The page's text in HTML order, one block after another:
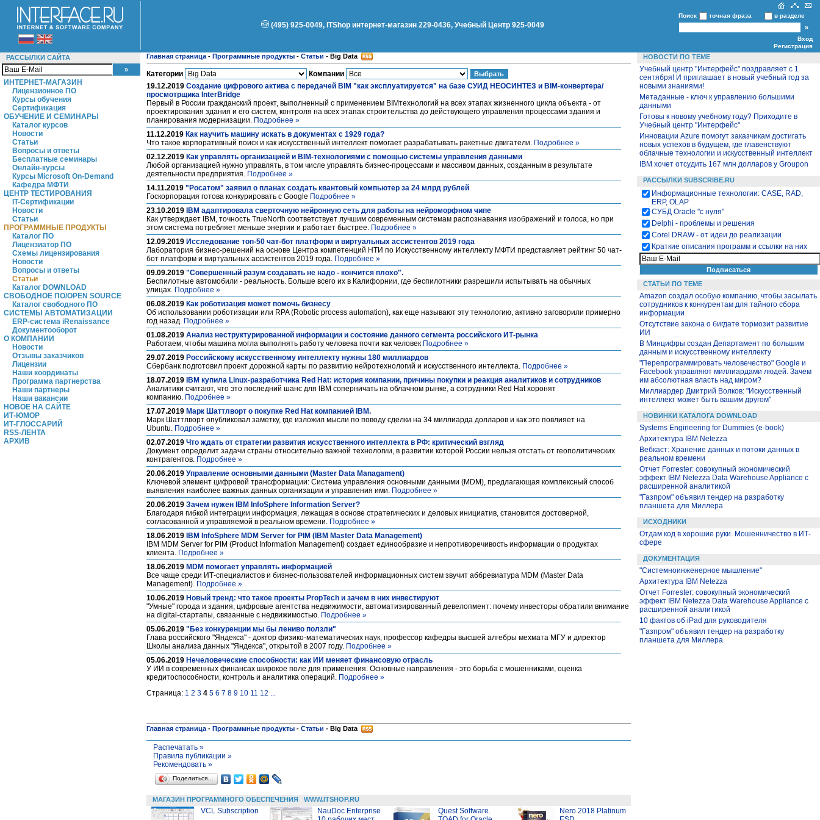
(495) 925-0049, ITShop интернет-магазин 229-0436, Учебный Центр 925-0049
Поиск точная фраза в разделе
Вход
Регистрация
РАССЫЛКИ САЙТА
ИНТЕРНЕТ-МАГАЗИН
Лицензионное ПО
Курсы обучения
Сертификация
ОБУЧЕНИЕ И СЕМИНАРЫ
Каталог курсов
Новости
Статьи
Вопросы и ответы
Бесплатные семинары
Онлайн-курсы
Курсы Microsoft On-Demand
Кафедра МФТИ
ЦЕНТР ТЕСТИРОВАНИЯ
IT-Сертификации
Новости
Статьи
ПРОГРАММНЫЕ ПРОДУКТЫ
Каталог ПО
Лицензиатор ПО
Схемы лицензирования
Новости
Вопросы и ответы
Статьи
Каталог DOWNLOAD
СВОБОДНОЕ ПО/OPEN SOURCE
Каталог свободного ПО
СИСТЕМЫ АВТОМАТИЗАЦИИ
ERP-система iRenaissance
Документооборот
О КОМПАНИИ
Новости
Отзывы заказчиков
Лицензии
Наши координаты
Программа партнерства
Наши партнеры
Наши вакансии
НОВОЕ НА САЙТЕ
ИТ-ЮМОР
ИТ-ГЛОССАРИЙ
RSS-ЛЕНТА
АРХИВ
Главная страница - Программные продукты - Статьи - Big Data
Категории
Компании
19.12.2019 Создание цифрового актива с передачей BIM "как эксплуатируется" на базе СУИД НЕОСИНТЕЗ и BIM-конвертера/
просмотрщика InterBridge
Первый в России гражданский проект, выполненный с применением BIM­технологий на всех этапах жизненного цикла объекта - от
проектирования здания и его систем, контроля на всех этапах строительства до действующего управления процессами здания и
планирования модернизации. Подробнее »
11.12.2019 Как научить машину искать в документах с 1929 года?
Что такое корпоративный поиск и как искусственный интеллект помогает разрабатывать ракетные двигатели. Подробнее »
02.12.2019 Как управлять организацией и BIM-технологиями с помощью системы управления данными
Любой организацией нужно управлять, в том числе управлять бизнес-процессами и массивом данных, созданным в результате
деятельности предприятия. Подробнее »
14.11.2019 "Росатом" заявил о планах создать квантовый компьютер за 24 млрд рублей
Госкорпорация готова конкурировать с Google Подробнее »
23.10.2019 IBM адаптировала сверточную нейронную сеть для работы на нейроморфном чипе
Как утверждает IBM, точность TrueNorth соответствует лучшим современным системам распознавания изображений и голоса, но при
этом система потребляет меньше энергии и работает быстрее. Подробнее »
12.09.2019 Исследование топ-50 чат-бот платформ и виртуальных ассистентов 2019 года
Лаборатория бизнес-решений на основе Центра компетенций НТИ по Искусственному интеллекту МФТИ представляет рейтинг 50 чат-
бот платформ и виртуальных ассистентов 2019 года. Подробнее »
09.09.2019 "Совершенный разум создавать не надо - кончится плохо".
Беспилотные автомобили - реальность. Больше всего их в Калифорнии, где беспилотники разрешили испытывать на обычных
улицах. Подробнее »
06.08.2019 Как роботизация может помочь бизнесу
Об использовании роботизации или RPA (Robotic process automation), как еще называют эту технологию, активно заговорили примерно
год назад. Подробнее »
01.08.2019 Анализ неструктурированной информации и состояние данного сегмента российского ИТ-рынка
Работаем, чтобы машина могла выполнять работу человека почти как человек Подробнее »
29.07.2019 Российскому искусственному интеллекту нужны 180 миллиардов
Сбербанк подготовил проект дорожной карты по развитию нейротехнологий и искусственного интеллекта. Подробнее »
18.07.2019 IBM купила Linux-разработчика Red Hat: история компании, причины покупки и реакция аналитиков и сотрудников
Аналитики считают, что это последний шанс для IBM соперничать на облачном рынке, а сотрудники Red Hat хоронят
компанию. Подробнее »
17.07.2019 Марк Шаттлворт о покупке Red Hat компанией IBM.
Марк Шаттлворт опубликовал заметку, где изложил мысли по поводу сделки на 34 миллиарда долларов и как это повлияет на
Ubuntu. Подробнее »
02.07.2019 Что ждать от стратегии развития искусственного интеллекта в РФ: критический взгляд
Документ определит задачи страны относительно важной технологии, в развитии которой России нельзя отстать от геополитических
контрагентов. Подробнее »
20.06.2019 Управление основными данными (Master Data Managament)
Ключевой элемент цифровой трансформации: Система управления основными данными (MDM), предлагающая комплексный способ
выявления наиболее важных данных организации и управления ими. Подробнее »
20.06.2019 Зачем нужен IBM InfoSphere Information Server?
Благодаря гибкой интеграции информация, лежащая в основе стратегических и деловых инициатив, становится достоверной,
согласованной и управляемой в реальном времени. Подробнее »
18.06.2019 IBM InfoSphere MDM Server for PIM (IBM Master Data Management)
IBM MDM Server for PIM (Product Information Management) создает единообразие и непротиворечивость информации о продуктах
клиента. Подробнее »
18.06.2019 MDM помогает управлять информацией
Все чаще среди ИТ-специалистов и бизнес-пользователей информационных систем звучит аббревиатура MDM (Master Data
Management). Подробнее »
10.06.2019 Новый тренд: что такое проекты PropTech и зачем в них инвестируют
"Умные" города и здания, цифровые агентства недвижимости, автоматизированный девелопмент: почему инвесторы обратили внимание
на digital-стартапы, связанные с недвижимостью. Подробнее »
05.06.2019 "Без конкуренции мы бы лениво ползли"
Глава российского "Яндекса" - доктор физико-математических наук, профессор кафедры высшей алгебры мехмата МГУ и директор
Школы анализа данных "Яндекса", открытой в 2007 году. Подробнее »
05.06.2019 Нечеловеческие способности: как ИИ меняет финансовую отрасль
У ИИ в современных финансах широкое поле для применения. Основные направления - это борьба с мошенниками, оценка
кредитоспособности, контроль и аналитика операций. Подробнее »
Страница: 1 2 3 4 5 6 7 8 9 10 11 12 ...
Главная страница - Программные продукты - Статьи - Big Data
Распечатать »
Правила публикации »
Рекомендовать »
Поделиться…
МАГАЗИН ПРОГРАММНОГО ОБЕСПЕЧЕНИЯ WWW.ITSHOP.RU
VCL Subscription
NauDoc Enterprise
Quest Software.
Nero 2018 Platinum
НОВОСТИ ПО ТЕМЕ
Учебный центр "Интерфейс" поздравляет с 1
сентября! И приглашает в новый учебный год за
новыми знаниями!
Метаданные - ключ к управлению большими
данными
Готовы к новому учебному году? Приходите в
Учебный центр "Интерфейс"
Инновации Azure помогут заказчикам достигать
новых успехов в будущем, где главенствуют
облачные технологии и искусственный интеллект
IBM хочет отсудить 167 млн долларов у Groupon
РАССЫЛКИ SUBSCRIBE.RU
Информационные технологии: CASE, RAD,
ERP, OLAP
СУБД Oracle "с нуля"
Delphi - проблемы и решения
Corel DRAW - от идеи до реализации
Краткие описания программ и ссылки на них
СТАТЬИ ПО ТЕМЕ
Amazon создал особую компанию, чтобы засылать
сотрудников к конкурентам для тайного сбора
информации
Отсутствие закона о бигдате тормозит развитие
ИИ
В Минцифры создан Департамент по большим
данным и искусственному интеллекту
"Перепрограммировать человечество"‎ Google и
Facebook управляют миллиардами людей. Зачем
им абсолютная власть над миром?
Миллиардер Дмитрий Волков: "Искусственный
интеллект может быть вашим другом"
НОВИНКИ КАТАЛОГА DOWNLOAD
Systems Engineering for Dummies (e-book)
Архитектура IBM Netezza
Вебкаст: Хранение данных и потоки данных в
реальном времени
Отчет Forrester: совокупный экономический
эффект IBM Netezza Data Warehouse Appliance с
расширенной аналитикой
"Газпром" объявил тендер на разработку
планшета для Миллера
ИСХОДНИКИ
Отдам код в хорошие руки. Мошенничество в ИТ-
сфере
ДОКУМЕНТАЦИЯ
"Системноинженерное мышление"
Архитектура IBM Netezza
Отчет Forrester: совокупный экономический
эффект IBM Netezza Data Warehouse Appliance с
расширенной аналитикой
10 фактов об iPad для руководителя
"Газпром" объявил тендер на разработку
планшета для Миллера